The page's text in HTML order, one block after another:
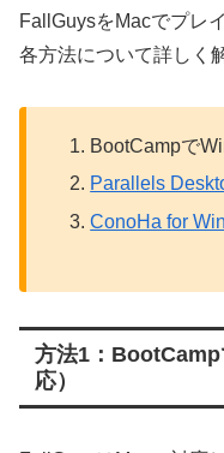
FallGuysをMacでプレ
各方法について詳しく
BootCampで
Parallels
ConoHa for
方法1：
応）